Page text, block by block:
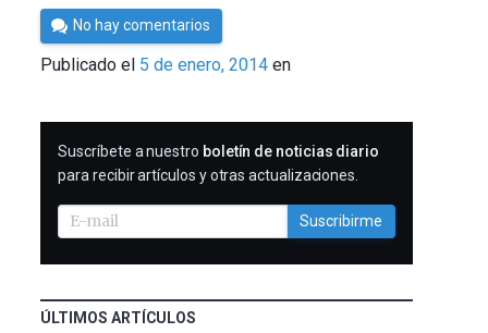
Por
César
Tomé
No hay comentarios
Publicado el 5 de enero, 2014 en
SUSCRIBIRME
Suscríbete a nuestro boletín de noticias diario
para recibir artículos y otras actualizaciones.
Suscribirme
ÚLTIMOS ARTÍCULOS